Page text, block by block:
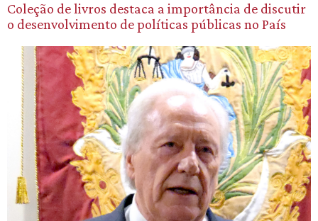
Coleção de livros destaca a importância de discutir
o desenvolvimento de políticas públicas no País